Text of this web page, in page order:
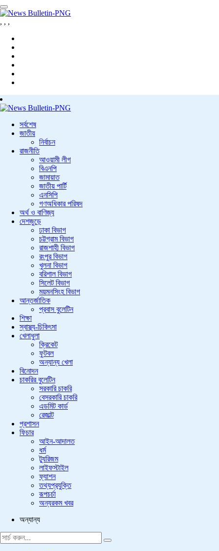
, , ,
সর্বশেষ
জাতীয়
নির্বাচন
রাজনীতি
আওয়ামী লীগ
বিএনপি
জামায়াত
জাতীয় পার্টি
এনসিপি
গণঅধিকার পরিষদ
অর্থ ও বাণিজ্য
দেশজুড়ে
ঢাকা বিভাগ
চট্টগ্রাম বিভাগ
রাজশাহী বিভাগ
রংপুর বিভাগ
খুলনা বিভাগ
বরিশাল বিভাগ
সিলেট বিভাগ
ময়মনসিংহ বিভাগ
আন্তর্জাতিক
প্রবাস বুলেটিন
শিক্ষা
স্বাস্থ্য-চিকিৎসা
খেলাধুলা
ক্রিকেট
ফুটবল
অন্যান্য খেলা
বিনোদন
চাকরির বুলেটিন
সরকারি চাকরি
বেসরকারি চাকরি
এডমিট কার্ড
রেজাল্ট
প্রশাসন
ফিচার
আইন-আদালত
ধর্ম
ট্যুরিজম
লাইফস্টাইল
ফ্যাশন
তথ্যপ্রযুক্তি
রূপচর্চা
অন্যরকম খবর
অন্যান্য